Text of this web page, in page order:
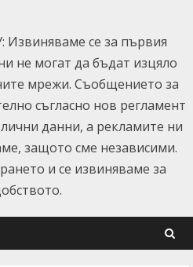
се за първия
не могат да бъдат изцяло
мрежи. Съобщението за
съгласно нов регламент
данни, а рекламите ни
защото сме независими.
и се извиняваме за